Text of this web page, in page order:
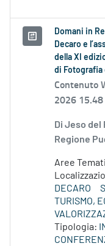
Domani in
Decaro e
della XI
di Fotografia
Contenuto
2026 15.48
Di Jeso del
Regione
Aree
DECARO
TURISMO,
Tipologia: